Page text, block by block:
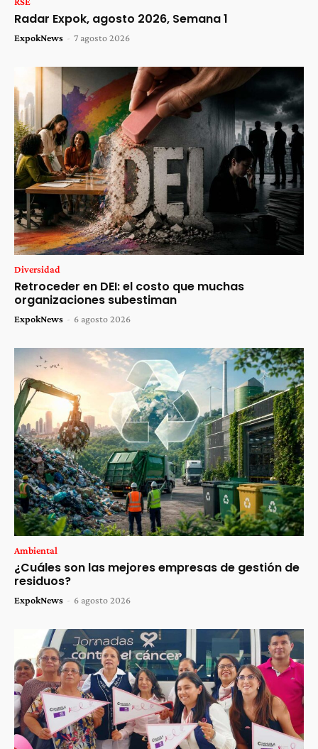
Radar Expok, agosto 2026, Semana 1
ExpokNews - 7 agosto 2026
Diversidad
Retroceder en DEI: el costo que muchas
organizaciones subestiman
ExpokNews - 6 agosto 2026
Ambiental
¿Cuáles son las mejores empresas de gestión de
residuos?
ExpokNews - 6 agosto 2026